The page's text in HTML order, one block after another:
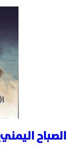
الصباح